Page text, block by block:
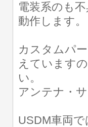
電装系のも
動作します。
カスタムパ
えています
い。
アンテナ・
USDM車両